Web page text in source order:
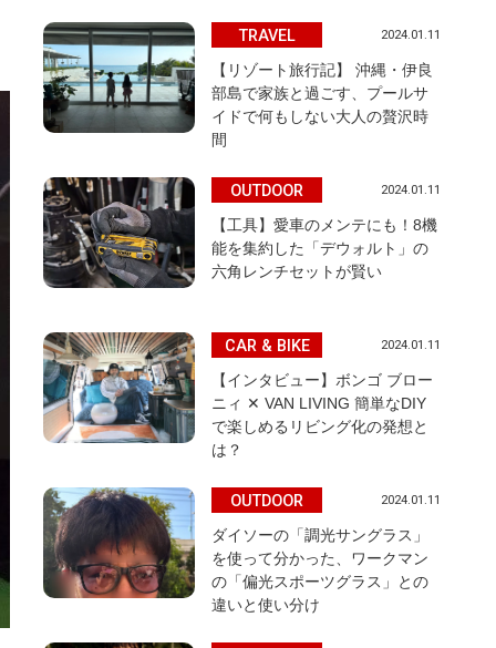
TRAVEL 2024.01.11
【リゾート旅行記】 沖縄・伊良
部島で家族と過ごす、プールサ
イドで何もしない大人の贅沢時
間
OUTDOOR 2024.01.11
【工具】愛車のメンテにも！8機
能を集約した「デウォルト」の
六角レンチセットが賢い
CAR & BIKE 2024.01.11
【インタビュー】ボンゴ ブロー
ニィ ✕ VAN LIVING 簡単なDIY
で楽しめるリビング化の発想と
は？
OUTDOOR 2024.01.11
ダイソーの「調光サングラス」
を使って分かった、ワークマン
の「偏光スポーツグラス」との
違いと使い分け